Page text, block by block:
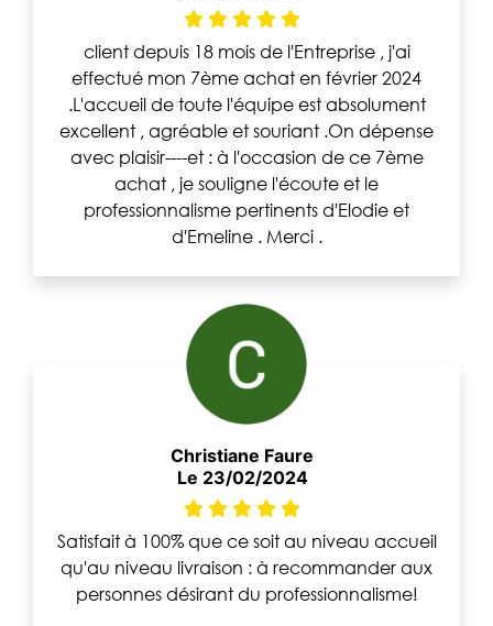
client depuis 18 mois de l'Entreprise , j'ai
effectué mon 7ème achat en février 2024
.L'accueil de toute l'équipe est absolument
excellent , agréable et souriant .On dépense
avec plaisir----et : à l'occasion de ce 7ème
achat , je souligne l'écoute et le
professionnalisme pertinents d'Elodie et
d'Emeline . Merci .
Christiane Faure
Le 23/02/2024
Satisfait à 100% que ce soit au niveau accueil
qu'au niveau livraison : à recommander aux
personnes désirant du professionnalisme!